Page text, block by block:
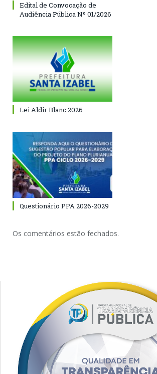
Edital de Convocação de
Audiência Pública Nº 01/2026
Lei Aldir Blanc 2026
Questionário PPA 2026-2029
Os comentários estão fechados.